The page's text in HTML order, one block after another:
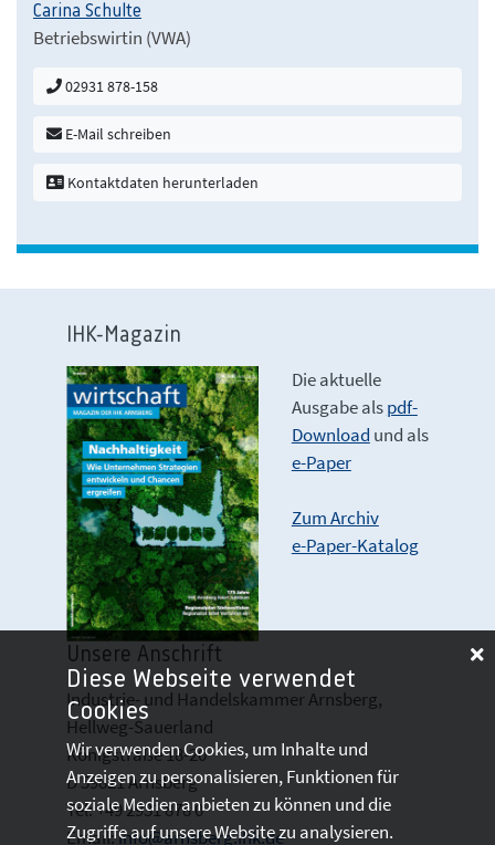
Carina Schulte
Betriebswirtin (VWA)
02931 878-158
E-Mail schreiben
Kontaktdaten herunterladen
IHK-Magazin
Die aktuelle
Ausgabe alspdf-
Download und als
e-Paper
Zum Archiv
e-Paper-Katalog
Unsere Anschrift
Industrie- und Handelskammer Arnsberg,
Hellweg-Sauerland
Königstraße 18-20
D 59821 Arnsberg
Tel: +49 2931 878 0
Email:info@arnsberg.ihk.de
Diese Webseite verwendet
Cookies
Wir verwenden Cookies, um Inhalte und
Anzeigen zu personalisieren, Funktionen für
soziale Medien anbieten zu können und die
Zugriffe auf unsere Website zu analysieren.